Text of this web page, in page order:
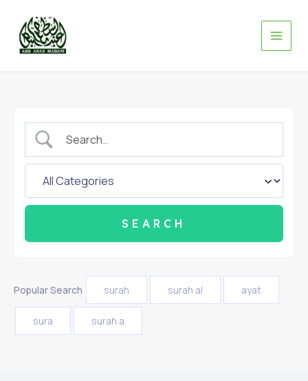
content
Popular Search surah surah al ayat
sura surah a